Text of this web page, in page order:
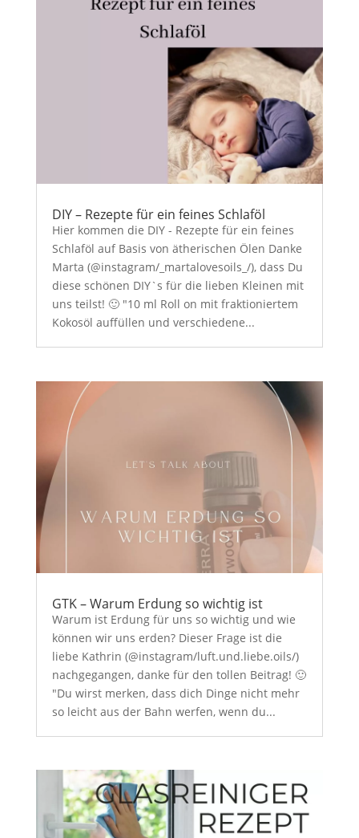
DIY – Rezepte für ein feines Schlaföl
Hier kommen die DIY - Rezepte für ein feines
Schlaföl auf Basis von ätherischen Ölen Danke
Marta (@instagram/_martalovesoils_/), dass Du
diese schönen DIY`s für die lieben Kleinen mit
uns teilst! 🙂 "10 ml Roll on mit fraktioniertem
Kokosöl auffüllen und verschiedene...
GTK – Warum Erdung so wichtig ist
Warum ist Erdung für uns so wichtig und wie
können wir uns erden? Dieser Frage ist die
liebe Kathrin (@instagram/luft.und.liebe.oils/)
nachgegangen, danke für den tollen Beitrag! 🙂
"Du wirst merken, dass dich Dinge nicht mehr
so leicht aus der Bahn werfen, wenn du...